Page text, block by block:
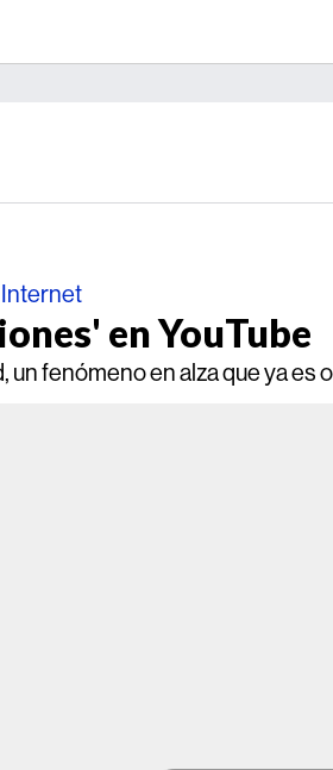
en YouTube
un fenómeno en alza que ya es